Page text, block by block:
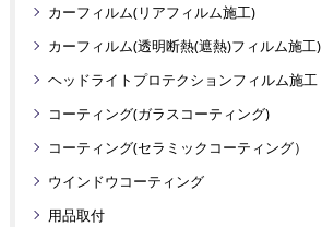
カーフィルム(リアフィルム施工)
カーフィルム(透明断熱(遮熱)フィルム施工)
ヘッドライトプロテクションフィルム施工
コーティング(ガラスコーティング)
コーティング(セラミックコーティング）
ウインドウコーティング
用品取付